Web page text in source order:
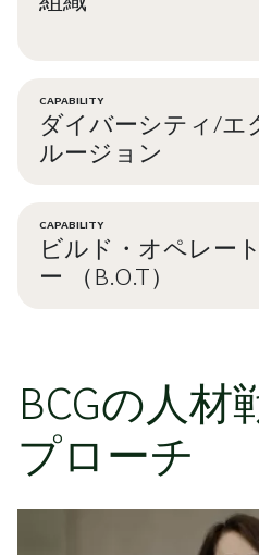
CAPABILITY
ダイバーシティ/エ
ルージョン
CAPABILITY
ビルド・オペレー
ー （B.O.T）
BCGの人材
プローチ